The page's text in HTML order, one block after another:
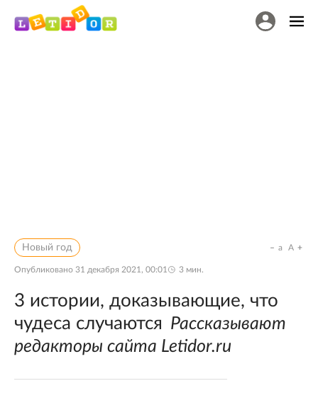
Новый год
Опубликовано 31 декабря 2021, 00:01 3 мин.
a A
3 истории, доказывающие, что
чудеса случаются Рассказывают
редакторы сайта Letidor.ru